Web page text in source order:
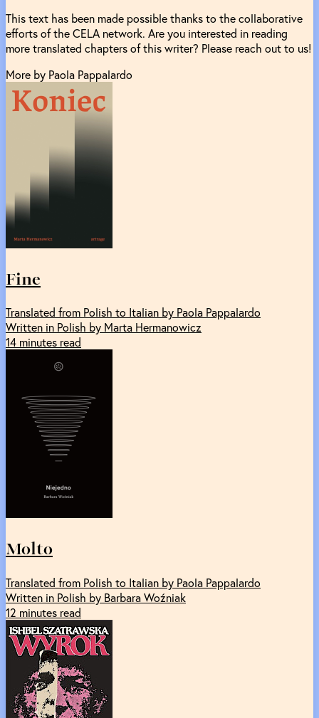
This text has been made possible thanks to the collaborative
efforts of the CELA network. Are you interested in reading
more translated chapters of this writer? Please reach out to us!
More by Paola Pappalardo
Fine
Translated from Polish to Italian by Paola Pappalardo
Written in Polish by Marta Hermanowicz
14 minutes read
Molto
Translated from Polish to Italian by Paola Pappalardo
Written in Polish by Barbara Woźniak
12 minutes read